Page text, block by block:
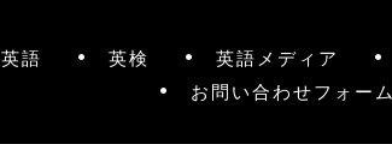
英語 英検 英語メディア
お問い合わせフォーム